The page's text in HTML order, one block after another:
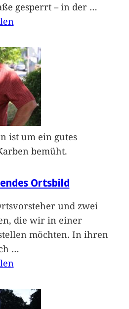
gesperrt – in der …
ist um ein gutes
bemüht.
Ortsbild
und zwei
die wir in einer
möchten. In ihren
…